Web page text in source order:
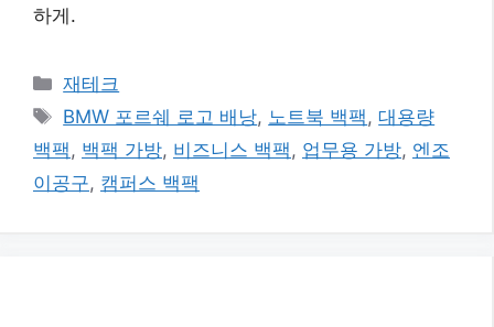
하게.
카
테
리
재테크
태
그
BMW 포르쉐 로고 배낭, 노트북 백팩 ,대용량
백팩 , 백팩 가방, 비즈니스 백팩 , 업무용 가방, 엔조
이공구, 캠퍼스 백팩